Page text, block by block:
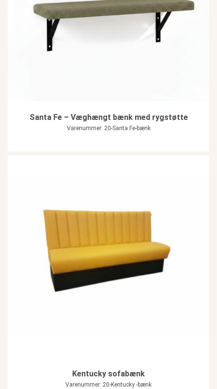
Santa Fe – Væghængt bænk med rygstøtte
Varenummer: 20-Santa Fe-bænk
Kentucky sofabænk
Varenummer: 20-Kentucky -bænk